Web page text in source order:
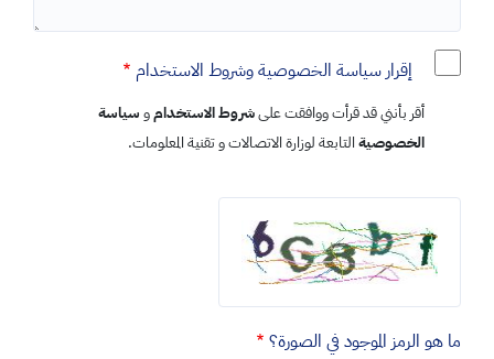
إقرار سياسة الخصوصية وشروط الاستخدام
أقر بأنني قد قرأت ووافقت علىشروط الاستخداموسياسة
الخصوصيةالتابعة لوزارة الاتصالات و تقنية المعلومات.
ما هو الرمز الموجود في الصورة؟